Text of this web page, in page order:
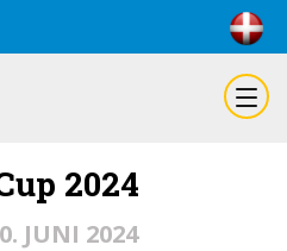
2024
JUNI 2024